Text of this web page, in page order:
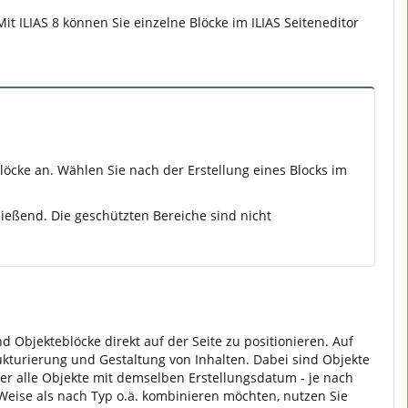
8 können Sie einzelne Blöcke im ILIAS Seiteneditor
an. Wählen Sie nach der Erstellung eines Blocks im
Die geschützten Bereiche sind nicht
Objekteblöcke direkt auf der Seite zu positionieren. Auf
und Gestaltung von Inhalten. Dabei sind Objekte
alle Objekte mit demselben Erstellungsdatum - je nach
als nach Typ o.ä. kombinieren möchten, nutzen Sie